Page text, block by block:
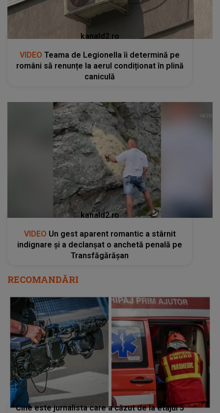
kanald2.ro
VIDEO Teama de Legionella îi determină pe
români să renunțe la aerul condiționat în plină
caniculă
kanald2.ro
VIDEO Un gest aparent romantic a stârnit
indignare și a declanșat o anchetă penală pe
Transfăgărășan
RECOMANDĂRI
Cine este jurnalista care a căzut de la etajul 5